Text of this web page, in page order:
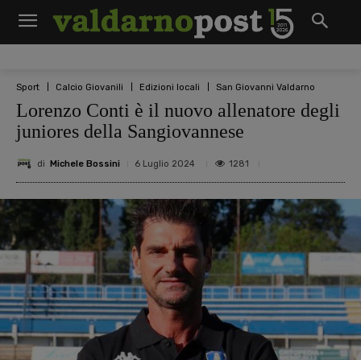
Sport Calcio Giovanili Edizioni locali San Giovanni Valdarno
Lorenzo Conti è il nuovo allenatore degli
juniores della Sangiovannese
di Michele Bossini 6 Luglio 2024 1281